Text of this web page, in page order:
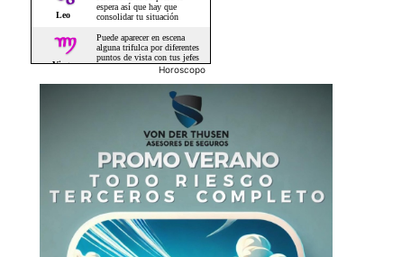
Horoscopo